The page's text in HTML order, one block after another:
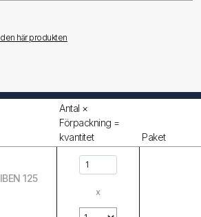
här produkten
Antal ×
Förpackning =
kvantitet
Paket
125
x